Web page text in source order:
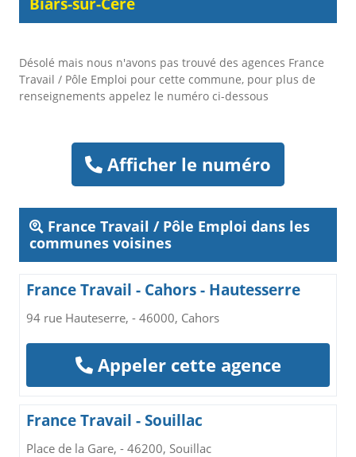
Désolé mais nous n'avons pas trouvé des agences France
Travail / Pôle Emploi pour cette commune, pour plus de
renseignements appelez le numéro ci-dessous
Afficher le numéro
France Travail / Pôle Emploi dans les
communes voisines
France Travail - Cahors - Hautesserre
94 rue Hauteserre, - 46000, Cahors
Appeler cette agence
France Travail - Souillac
Place de la Gare, - 46200, Souillac